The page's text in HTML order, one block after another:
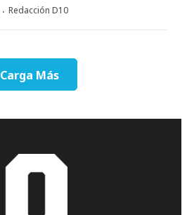
· Redacción D10
Carga Más